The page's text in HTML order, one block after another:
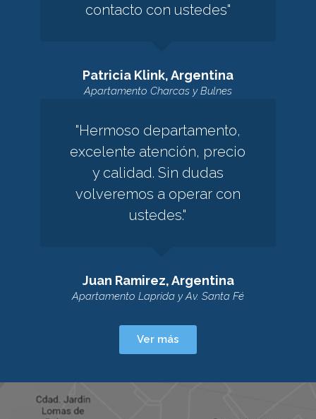
contacto con ustedes"
Patricia Klink, Argentina
Apartamento Charcas y Bulnes
"Hermoso departamento,
excelente atención, precio
y calidad. Sin dudas
volveremos a operar con
ustedes."
Juan Ramirez, Argentina
Apartamento Laprida y Av. Santa Fé
Ver más